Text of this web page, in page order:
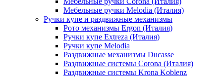
Мебельные ручки Melodia (Италия)
Ручки купе и раздвижные механизмы
Рото механизмы Ergon (Италия)
Ручки купе Extreza (Италия)
Ручки купе Melodia
Раздвижные механизмы Ducasse
Раздвижные системы Corona (Италия)
Раздвижные системы Krona Koblenz